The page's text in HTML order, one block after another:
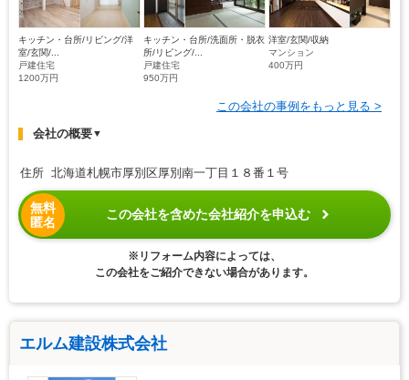
キッチン・台所/リビング/洋
室/玄関/...
戸建住宅
1200万円
キッチン・台所/洗面所・脱衣
所/リビング/...
戸建住宅
950万円
洋室/玄関/収納
マンション
400万円
この会社の事例をもっと見る >
会社の概要▼
住所 北海道札幌市厚別区厚別南一丁目１８番１号
無料
匿名
この会社を含めた会社紹介を申込む
※リフォーム内容によっては、
この会社をご紹介できない場合があります。
エルム建設株式会社